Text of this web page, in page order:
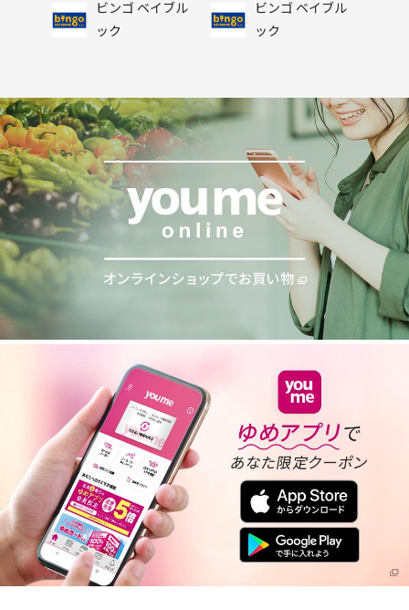
ビンゴ ベイブル
ック
ビンゴ ベイブル
ック